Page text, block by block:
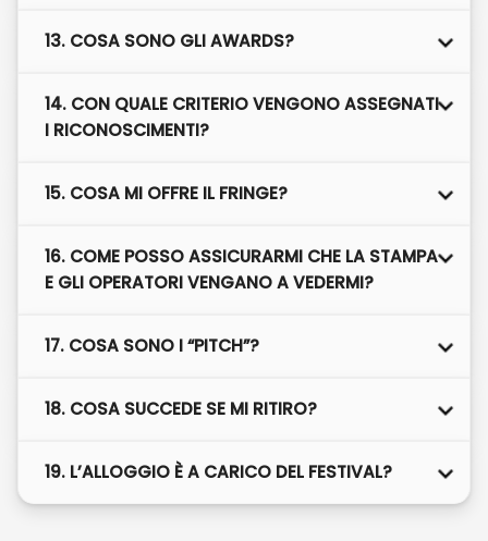
13. COSA SONO GLI AWARDS?
14. CON QUALE CRITERIO VENGONO ASSEGNATI
I RICONOSCIMENTI?
15. COSA MI OFFRE IL FRINGE?
16. COME POSSO ASSICURARMI CHE LA STAMPA
E GLI OPERATORI VENGANO A VEDERMI?
17. COSA SONO I “PITCH”?
18. COSA SUCCEDE SE MI RITIRO?
19. L’ALLOGGIO È A CARICO DEL FESTIVAL?